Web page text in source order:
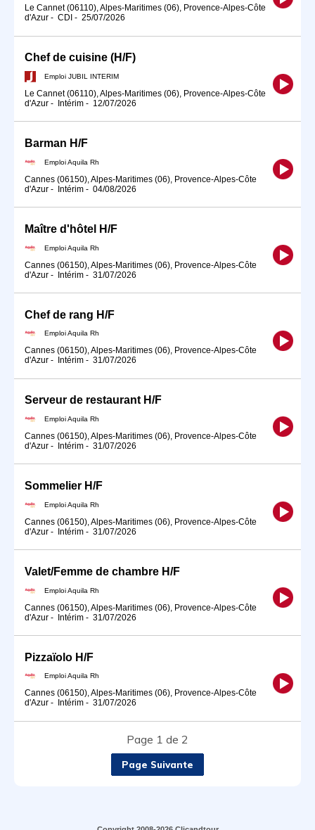
Le Cannet (06110), Alpes-Maritimes (06), Provence-Alpes-Côte
d'Azur - CDI - 25/07/2026
Chef de cuisine (H/F)
Emploi JUBIL INTERIM
Le Cannet (06110), Alpes-Maritimes (06), Provence-Alpes-Côte
d'Azur - Intérim - 12/07/2026
Barman H/F
Emploi Aquila Rh
Cannes (06150), Alpes-Maritimes (06), Provence-Alpes-Côte
d'Azur - Intérim - 04/08/2026
Maître d'hôtel H/F
Emploi Aquila Rh
Cannes (06150), Alpes-Maritimes (06), Provence-Alpes-Côte
d'Azur - Intérim - 31/07/2026
Chef de rang H/F
Emploi Aquila Rh
Cannes (06150), Alpes-Maritimes (06), Provence-Alpes-Côte
d'Azur - Intérim - 31/07/2026
Serveur de restaurant H/F
Emploi Aquila Rh
Cannes (06150), Alpes-Maritimes (06), Provence-Alpes-Côte
d'Azur - Intérim - 31/07/2026
Sommelier H/F
Emploi Aquila Rh
Cannes (06150), Alpes-Maritimes (06), Provence-Alpes-Côte
d'Azur - Intérim - 31/07/2026
Valet/Femme de chambre H/F
Emploi Aquila Rh
Cannes (06150), Alpes-Maritimes (06), Provence-Alpes-Côte
d'Azur - Intérim - 31/07/2026
Pizzaïolo H/F
Emploi Aquila Rh
Cannes (06150), Alpes-Maritimes (06), Provence-Alpes-Côte
d'Azur - Intérim - 31/07/2026
Page 1 de 2
Page Suivante